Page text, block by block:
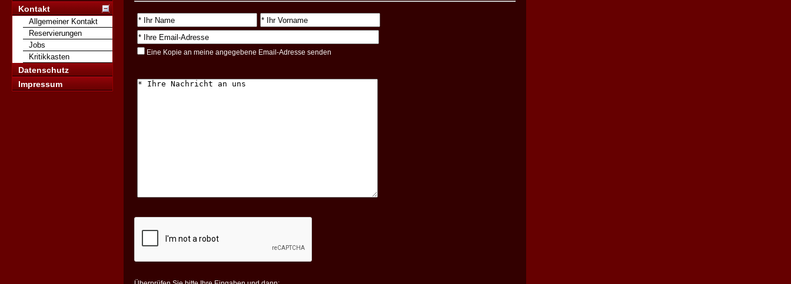
Kontakt
Allgemeiner Kontakt
Reservierungen
Jobs
Kritikkasten
Datenschutz
Impressum
Eine Kopie an meine angegebene Email-Adresse senden